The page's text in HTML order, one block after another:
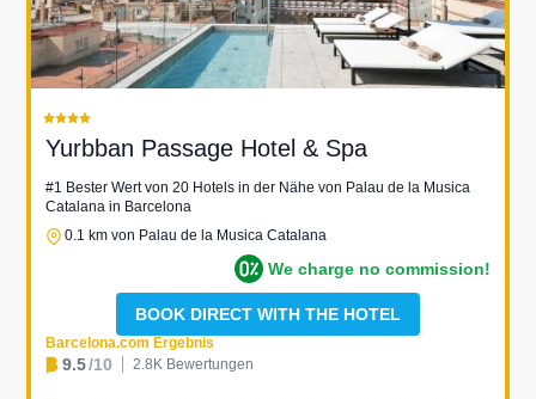
Yurbban Passage Hotel & Spa
#1 Bester Wert von 20 Hotels in der Nähe von Palau de la Musica
Catalana in Barcelona
0.1 km von Palau de la Musica Catalana
We charge no commission!
BOOK DIRECT WITH THE HOTEL
Barcelona.com Ergebnis
9.5/10 2.8K Bewertungen